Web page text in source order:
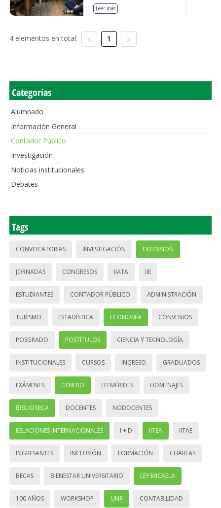
Leer más
4 elementos en total: 1
Categorías
Alumnado
Información General
Contador Público
Investigación
Noticias institucionales
Debates
Tags
CONVOCATORIAS INVESTIGACIÓN EXTENSIÓN
JORNADAS CONGRESOS IIATA IIE
ESTUDIANTES CONTADOR PÚBLICO ADMINISTRACIÓN
TURISMO ESTADÍSTICA ECONOMÍA CONVENIOS
POSGRADO POSTÍTULOS CIENCIA Y TECNOLOGÍA
INSTITUCIONALES CURSOS INGRESO GRADUADOS
EXÁMENES GÉNERO EFEMÉRIDES HOMENAJES
BIBLIOTECA DOCENTES NODOCENTES
RELACIONES INTERNACIONALES I + D IITEA IITAE
INGRESANTES INCLUSIÓN FORMACIÓN CHARLAS
BECAS BIENESTAR UNIVERSITARIO LEY MICAELA
100 AÑOS WORKSHOP UNR CONTABILIDAD